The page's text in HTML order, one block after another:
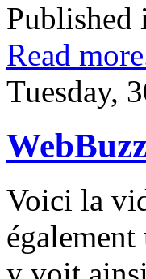
Published
Read
Tuesday,
Voici la